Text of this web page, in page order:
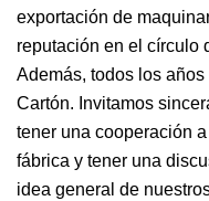
exportación de
reputación en el círculo
Además, todos los
Cartón. Invitamos
tener una cooperación
fábrica y tener una
idea general de